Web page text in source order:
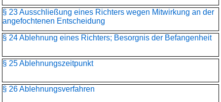
§ 23 Ausschließung eines Richters wegen Mitwirkung an der
angefochtenen Entscheidung
§ 24 Ablehnung eines Richters; Besorgnis der Befangenheit
§ 25 Ablehnungszeitpunkt
§ 26 Ablehnungsverfahren